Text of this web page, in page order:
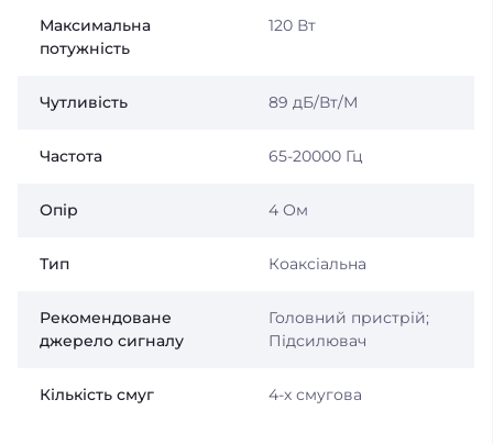
Максимальна
потужність
120 Вт
Чутливість 89 дБ/Вт/М
Частота 65-20000 Гц
Опір 4 Ом
Тип Коаксіальна
Рекомендоване
джерело сигналу
Головний пристрій;
Підсилювач
Кількість смуг 4-х смугова